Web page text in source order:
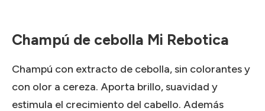
Champú de cebolla Mi Rebotica
Champú con extracto de cebolla, sin colorantes y
con olor a cereza. Aporta brillo, suavidad y
estimula el crecimiento del cabello. Además